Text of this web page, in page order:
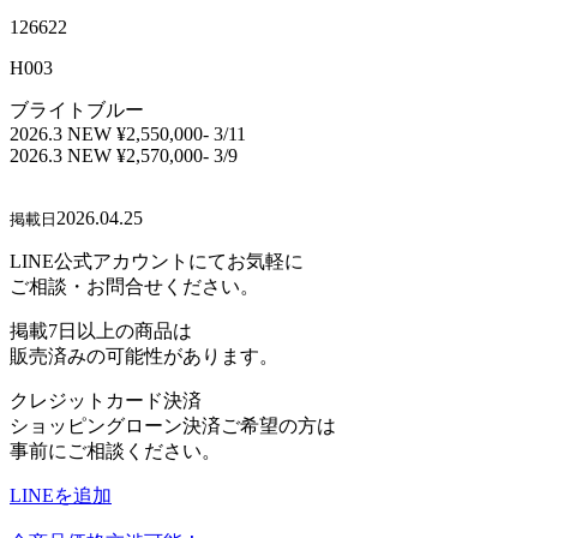
126622
H003
ブライトブルー
2026.3 NEW ¥2,550,000- 3/11
2026.3 NEW ¥2,570,000- 3/9
掲載日 2026.04.25
LINE公式アカウントにてお気軽に
ご相談・お問合せください。
掲載7日以上の商品は
販売済みの可能性があります。
クレジットカード決済
ショッピングローン決済ご希望の方は
事前にご相談ください。
LINEを追加